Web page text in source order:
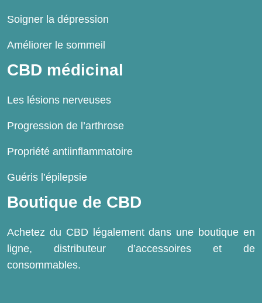
Soigner la dépression
Améliorer le sommeil
CBD médicinal
Les lésions nerveuses
Progression de l’arthrose
Propriété antiinflammatoire
Guéris l’épilepsie
Boutique de CBD
Achetez du CBD légalement dans une boutique en
ligne, distributeur d’accessoires et de
consommables.